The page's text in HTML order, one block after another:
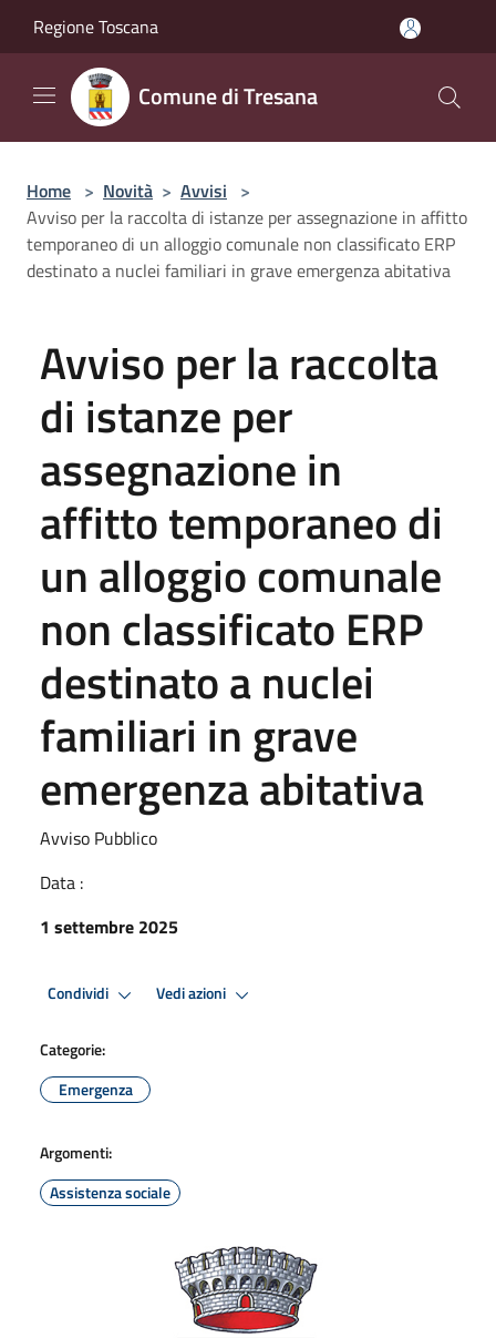
Regione Toscana
Comune di Tresana
Home > Novità > Avvisi >
Avviso per la raccolta di istanze per assegnazione in affitto
temporaneo di un alloggio comunale non classificato ERP
destinato a nuclei familiari in grave emergenza abitativa
Avviso per la raccolta
di istanze per
assegnazione in
affitto temporaneo di
un alloggio comunale
non classificato ERP
destinato a nuclei
familiari in grave
emergenza abitativa
Avviso Pubblico
Data :
1 settembre 2025
Condividi Vedi azioni
Categorie:
Emergenza
Argomenti:
Assistenza sociale